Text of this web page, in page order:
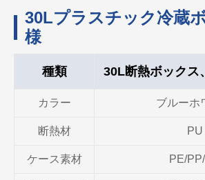
30Lプラスチック冷蔵
様
種類 30L断熱ボックス
カラー ブルーホ
断熱材 PU
ケース素材 PE/